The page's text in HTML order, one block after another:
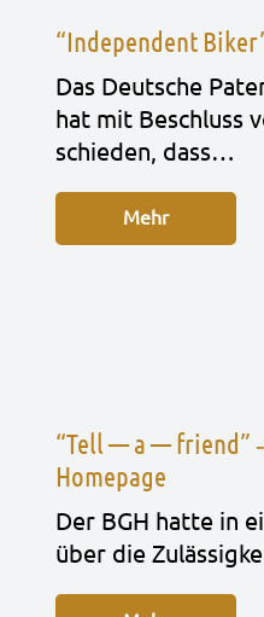
“Independent
Das Deut­sche
hat mit Beschluss
schie­den, dass…
Mehr
“Tell — a — friend”
Homepage
Der BGH hatte in
über die